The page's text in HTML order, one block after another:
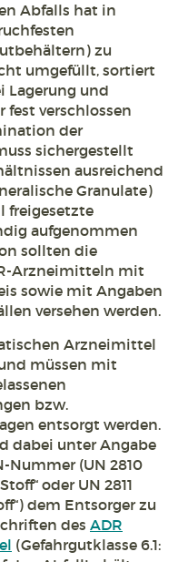
Abfalls hat in
zu
umgefüllt, sortiert
Lagerung und
fest verschlossen
der
sichergestellt
ausreichend
Granulate)
freigesetzte
aufgenommen
sollten die
Arzneimitteln mit
sowie mit Angaben
versehen werden.
Arzneimittel
müssen mit
bzw.
entsorgt werden.
dabei unter Angabe
Nummer (UN 2810
oder UN 2811
dem Entsorger zu
des ADR
(Gefahrgutklasse 6.1: